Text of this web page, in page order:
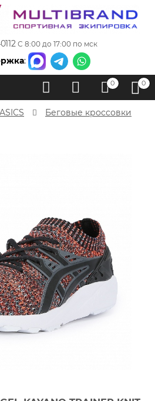
С 8:00 до 17:00 по мск
:
0 0
Беговые кроссовки